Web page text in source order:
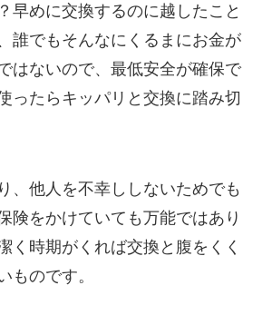
早めに交換するのに越したこと
誰でもそんなにくるまにお金が
はないので、最低安全が確保で
ったらキッパリと交換に踏み切
、他人を不幸ししないためでも
険をかけていても万能ではあり
く時期がくれば交換と腹をくく
ものです。